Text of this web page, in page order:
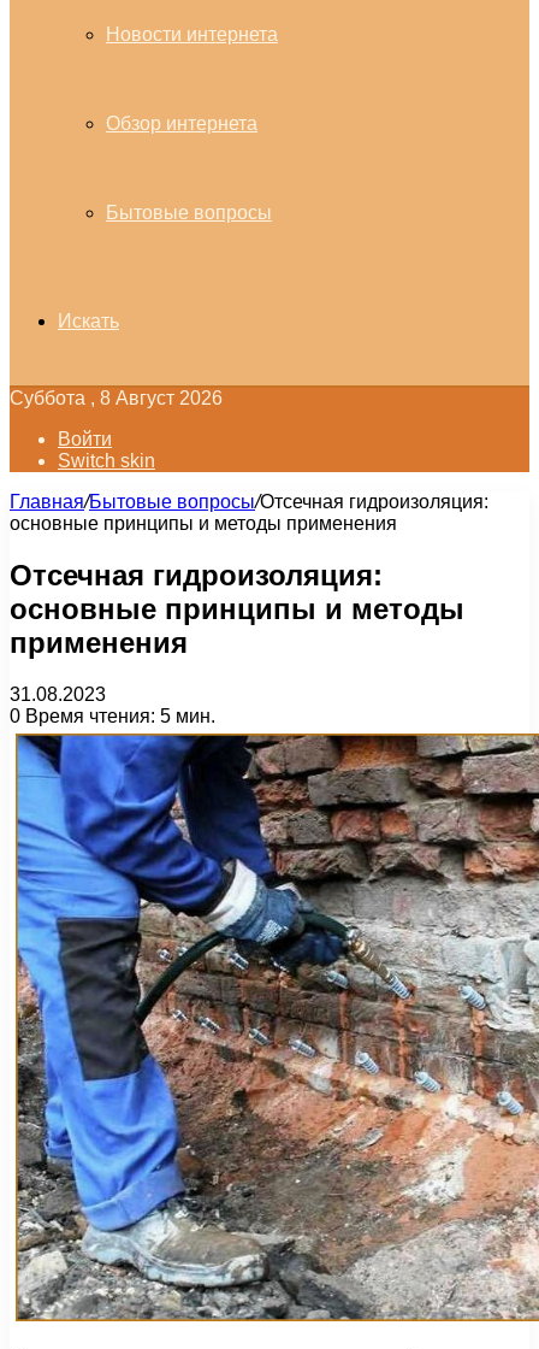
Новости интернета
Обзор интернета
Бытовые вопросы
Искать
Суббота , 8 Август 2026
Войти
Switch skin
Главная/Бытовые вопросы/Отсечная гидроизоляция:
основные принципы и методы применения
Отсечная гидроизоляция:
основные принципы и методы
применения
31.08.2023
0 Время чтения: 5 мин.